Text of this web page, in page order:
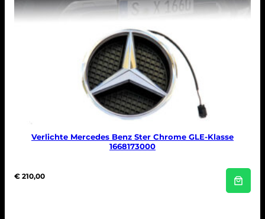
Verlichte Mercedes Benz Ster Chrome GLE-Klasse
1668173000
€ 210,00